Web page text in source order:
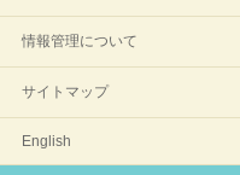
情報管理について
サイトマップ
English